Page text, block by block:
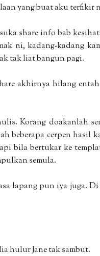
yang buat aku terfikir
share info bab
ni, kadang-kadang
tak liat bangun pagi.
akhirnya hilang
Korang doakanlah
beberapa cerpen hasil
bila bertukar ke
semula.
lapang pun iya juga.
hulur Jane tak sambut.